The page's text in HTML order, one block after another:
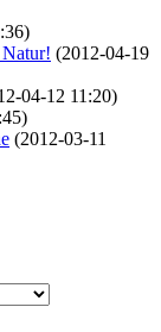
(2012-04-19
04-12 11:20)
(2012-03-11